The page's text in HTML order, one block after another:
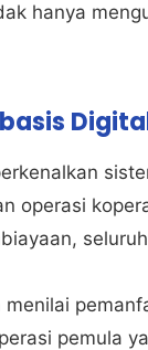
hanya
operasi
menilai
pemula